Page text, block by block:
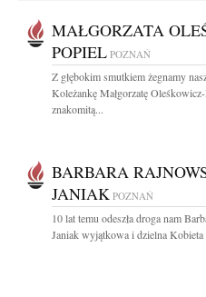
MAŁGORZATA
POPIEL POZNAŃ
Z głębokim smutkiem żegnamy
Koleżankę Małgorzatę
znakomitą...
BARBARA
JANIAK POZNAŃ
10 lat temu odeszła droga nam
Janiak wyjątkowa i dzielna Kobieta